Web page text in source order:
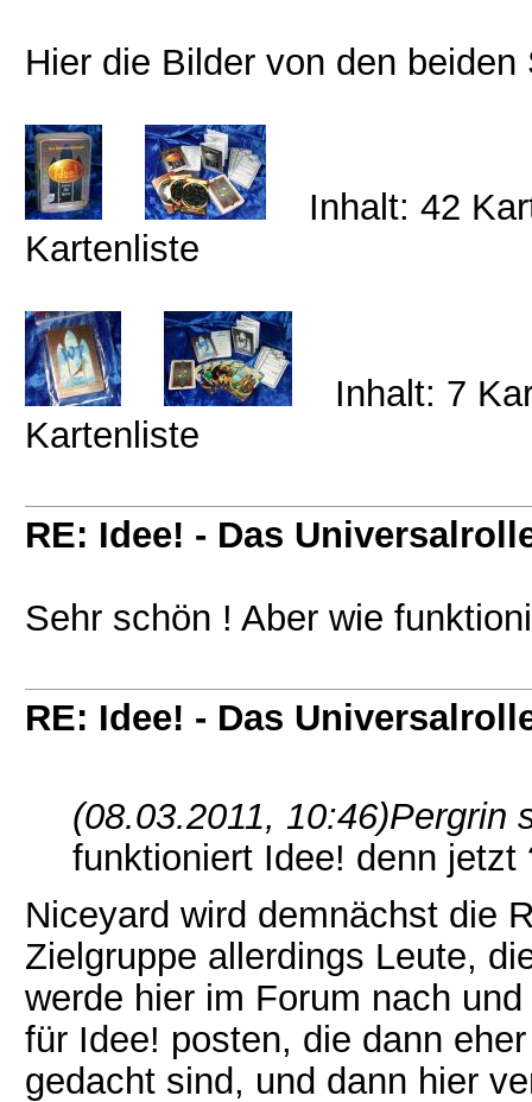
Hier die Bilder von den
Inhalt: 42
Kartenliste
Inhalt: 7
Kartenliste
RE: Idee! - Das
Sehr schön ! Aber wie
RE: Idee! - Das
(08.03.2011, 10:46)Pergrin
funktioniert Idee! denn jetzt
Niceyard wird demnächst die
Zielgruppe allerdings Leute,
werde hier im Forum nach
für Idee! posten, die dann
gedacht sind, und dann hier